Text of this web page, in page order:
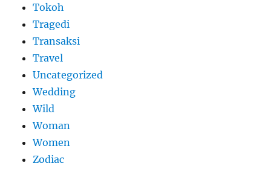
Tokoh
Tragedi
Transaksi
Travel
Uncategorized
Wedding
Wild
Woman
Women
Zodiac